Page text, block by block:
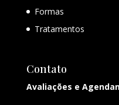
Formas
Tratamentos
Contato
Avaliações e